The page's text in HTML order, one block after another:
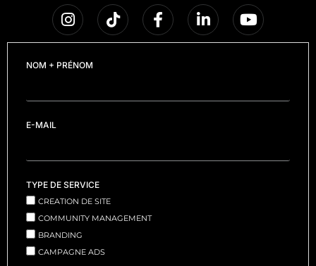
NOM + PRÉNOM
E-MAIL
TYPE DE SERVICE
CREATION DE SITE
COMMUNITY MANAGEMENT
BRANDING
CAMPAGNE ADS